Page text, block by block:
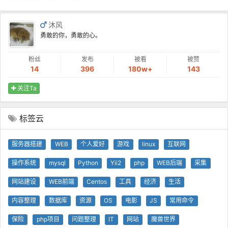
沐风
勇敢的你，勇敢的心。
粉丝
14
发布
396
被看
180w+
被赞
143
关注Ta
标签云
服务器搭建 WEB 个人爱好 游戏 linux 互联网
操作系统 mysql Python Yii2 php WEB后端 采集
网站建设 WEB前端 Centos 工具 经济 生活
内容整理 数据库 资源 OS 电影 JS 常用命令
保险 php项目 问题整理 IT 网站 魔兽世界